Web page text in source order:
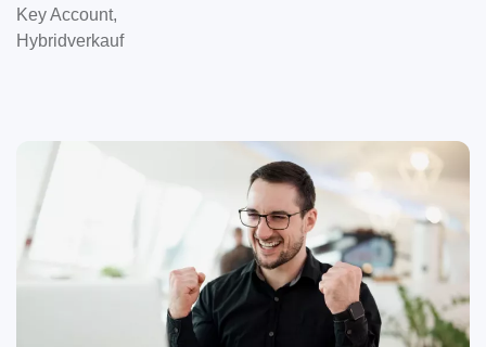
Key Account,
Hybridverkauf